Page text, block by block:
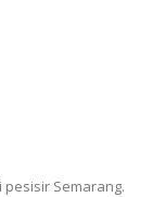
Semarang.